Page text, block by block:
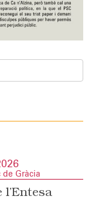
de Gràcia